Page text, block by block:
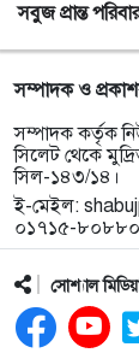
৯
১০
গেট
১১
১২
সবুজ প্রান্ত
সম্পাদক ও
সম্পাদক কর্তৃক
সিলেট থেকে
সিল-১৪৩/১৪।
ই-মেইল:
০১৭১৫-
সোশ্যাল